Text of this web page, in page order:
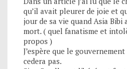
qu’il avait pleurer de joie et
jour de sa vie quand Asia Bibi
mort. ( quel fanatisme et
propos )
J’espère que le
cedera pas.